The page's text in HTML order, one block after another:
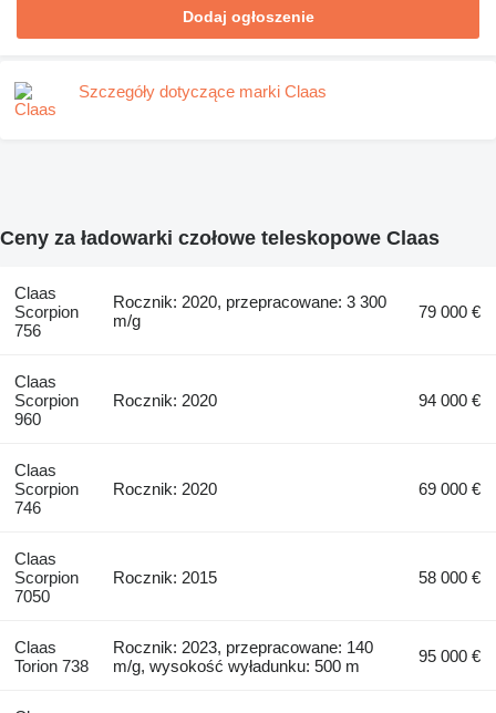
Dodaj ogłoszenie
Szczegóły dotyczące marki Claas
Ceny za ładowarki czołowe teleskopowe Claas
Claas
Scorpion
756
Rocznik: 2020, przepracowane: 3 300
m/g
79 000 €
Claas
Scorpion
960
Rocznik: 2020 94 000 €
Claas
Scorpion
746
Rocznik: 2020 69 000 €
Claas
Scorpion
7050
Rocznik: 2015 58 000 €
Claas
Torion 738
Rocznik: 2023, przepracowane: 140
m/g, wysokość wyładunku: 500 m
95 000 €